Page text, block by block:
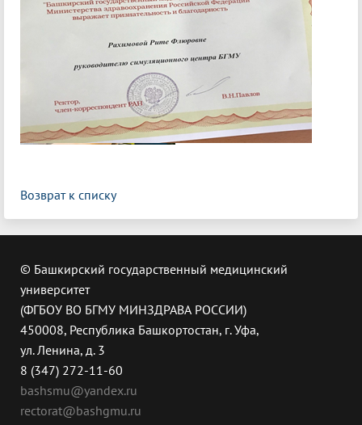
Возврат к списку
© Башкирский государственный медицинский
университет
(ФГБОУ ВО БГМУ МИНЗДРАВА РОССИИ)
450008, Республика Башкортостан, г. Уфа,
ул. Ленина, д. 3
8 (347) 272-11-60
bashsmu@yandex.ru
rectorat@bashgmu.ru